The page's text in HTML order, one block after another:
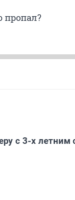
пропал?
с 3-х летним